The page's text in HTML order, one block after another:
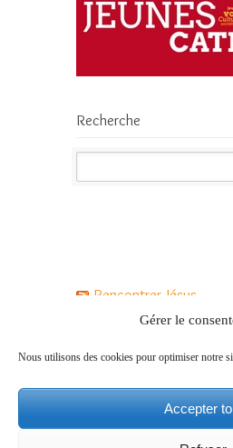
Gérer le
Nous utilisons des cookies pour optimiser notre
Accepter
Recherche
Rencontrer Jésus
Comment vivre le Carême avec